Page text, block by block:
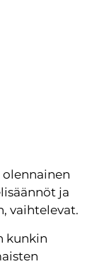
olennainen
ja
vaihtelevat.
kunkin